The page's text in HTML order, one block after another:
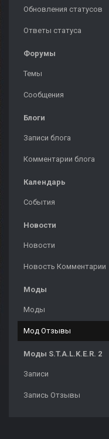
Обновления статусов
Ответы статуса
Форумы
Темы
Сообщения
Блоги
Записи блога
Комментарии блога
Календарь
События
Новости
Новости
Новость Комментарии
Моды
Моды
Мод Отзывы
Моды S.T.A.L.K.E.R. 2
Записи
Запись Отзывы